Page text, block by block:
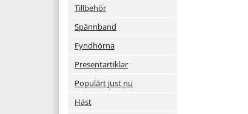
Tillbehör
Spännband
Fyndhörna
Presentartiklar
Populärt just nu
Häst